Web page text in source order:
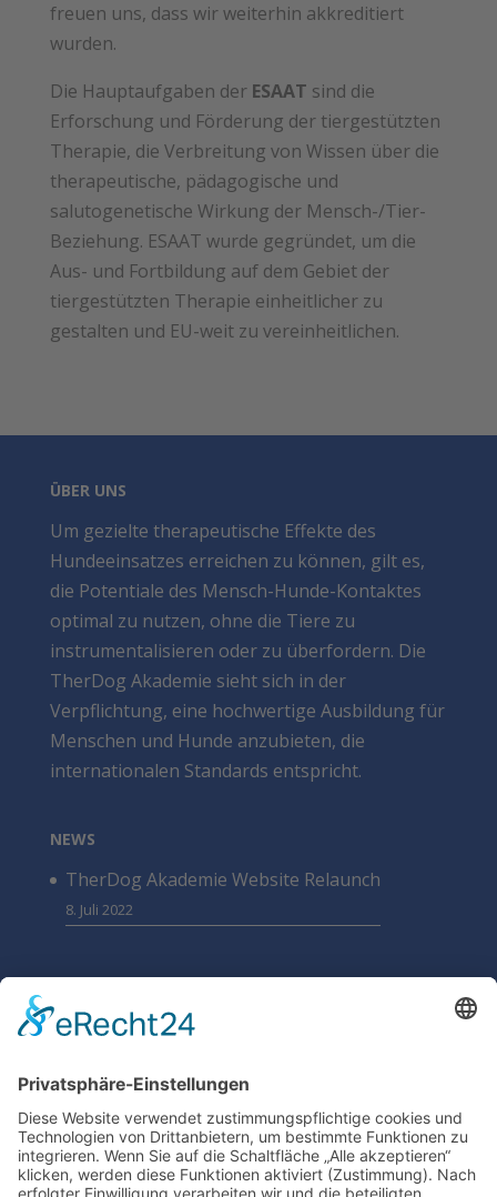
freuen uns, dass wir weiterhin akkreditiert
wurden.
Die Hauptaufgaben der ESAAT sind die
Erforschung und Förderung der tiergestützten
Therapie, die Verbreitung von Wissen über die
therapeutische, pädagogische und
salutogenetische Wirkung der Mensch-/Tier-
Beziehung. ESAAT wurde gegründet, um die
Aus- und Fortbildung auf dem Gebiet der
tiergestützten Therapie einheitlicher zu
gestalten und EU-weit zu vereinheitlichen.
ÜBER UNS
Um gezielte therapeutische Effekte des
Hundeeinsatzes erreichen zu können, gilt es,
die Potentiale des Mensch-Hunde-Kontaktes
optimal zu nutzen, ohne die Tiere zu
instrumentalisieren oder zu überfordern. Die
TherDog Akademie sieht sich in der
Verpflichtung, eine hochwertige Ausbildung für
Menschen und Hunde anzubieten, die
internationalen Standards entspricht.
NEWS
TherDog Akademie Website Relaunch
8. Juli 2022
Cookie-Einstellungen
Kontakt
Facebook